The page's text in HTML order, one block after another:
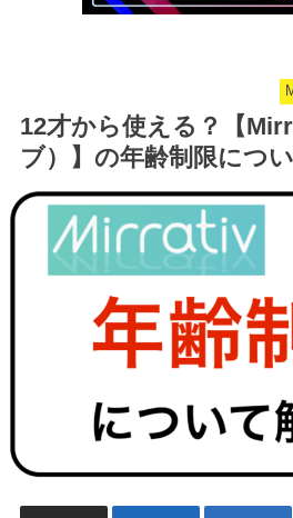
12才から使える？【
ブ）】の年齢制限につ